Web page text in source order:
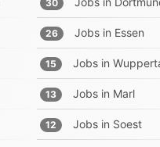
30
26 Jobs in Essen
15 Jobs in
13 Jobs in Marl
12 Jobs in Soest